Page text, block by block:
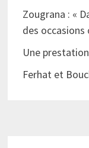
Zougrana : «
des occasions
Une
Ferhat et